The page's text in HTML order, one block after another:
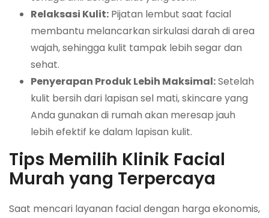
Relaksasi Kulit: Pijatan lembut saat facial
membantu melancarkan sirkulasi darah di area
wajah, sehingga kulit tampak lebih segar dan
sehat.
Penyerapan Produk Lebih Maksimal:Setelah
kulit bersih dari lapisan sel mati, skincare yang
Anda gunakan di rumah akan meresap jauh
lebih efektif ke dalam lapisan kulit.
Tips Memilih Klinik Facial
Murah yang Terpercaya
Saat mencari layanan facial dengan harga ekonomis,